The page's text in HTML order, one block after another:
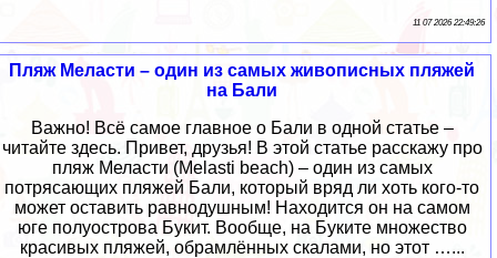
11 07 2026 22:49:26
Пляж Меласти – один из самых живописных пляжей
на Бали
Важно! Всё самое главное о Бали в одной статье –
читайте здесь. Привет, друзья! В этой статье расскажу про
пляж Меласти (Melasti beach) – один из самых
потрясающих пляжей Бали, который вряд ли хоть кого-то
может оставить равнодушным! Находится он на самом
юге полуострова Букит. Вообще, на Буките множество
красивых пляжей, обрамлённых скалами, но этот …...